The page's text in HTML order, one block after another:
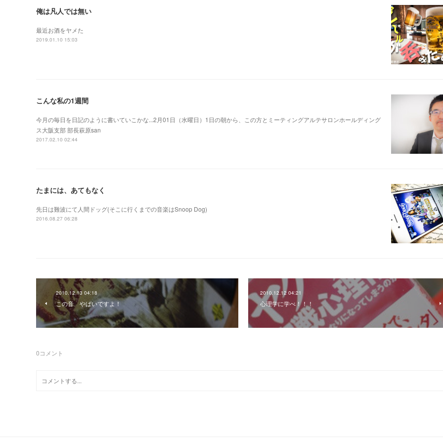
俺は凡人では無い
最近お酒をヤメた
2019.01.10 15:03
こんな私の1週間
今月の毎日を日記のように書いていこかな...2月01日（水曜日）1日の朝から、この方とミーティングアルテサロンホールディング
ス大阪支部 部長萩原san
2017.02.10 02:44
たまには、あてもなく
先日は難波にて人間ドッグ(そこに行くまでの音楽はSnoop Dog)
2016.08.27 06:28
2010.12.13 04:18
この音 やばいですよ！
2010.12.12 04:21
心理学に学べ！！！
0コメント